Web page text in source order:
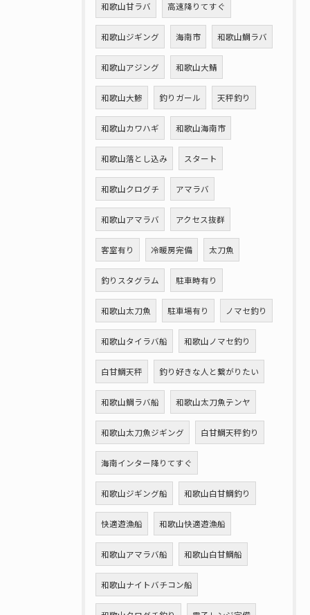
和歌山甘ラバ 高速降りてすぐ
和歌山ジギング 海南市 和歌山鯛ラバ
和歌山アジング 和歌山大鯖
和歌山大鯵 釣りガール 天秤釣り
和歌山カワハギ 和歌山海南市
和歌山落とし込み スタート
和歌山クログチ アマラバ
和歌山アマラバ アクセス抜群
客室有り 冷暖房完備 太刀魚
釣りスタグラム 駐車時有り
和歌山太刀魚 駐車場有り ノマセ釣り
和歌山タイラバ船 和歌山ノマセ釣り
白甘鯛天秤 釣り好きな人と繋がりたい
和歌山鯛ラバ船 和歌山太刀魚テンヤ
和歌山太刀魚ジギング 白甘鯛天秤釣り
海南インター降りてすぐ
和歌山ジギング船 和歌山白甘鯛釣り
快適遊漁船 和歌山快適遊漁船
和歌山アマラバ船 和歌山白甘鯛船
和歌山ナイトバチコン船